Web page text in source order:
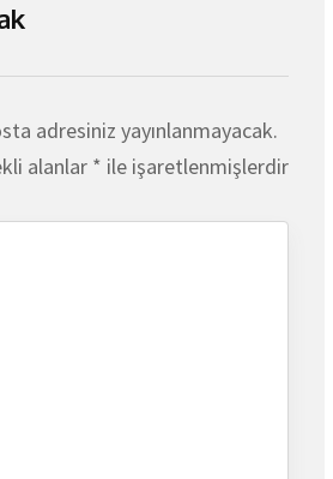
adresiniz yayınlanmayacak.
alanlar * ile işaretlenmişlerdir